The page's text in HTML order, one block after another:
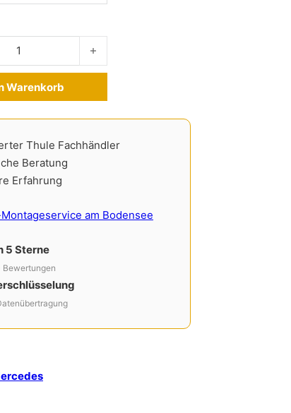
C-Klasse W206 Limousine ab 2021- Menge
Warenkorb
Thule Fachhändler
Beratung
Erfahrung
am Bodensee
5 Sterne
Bewertungen